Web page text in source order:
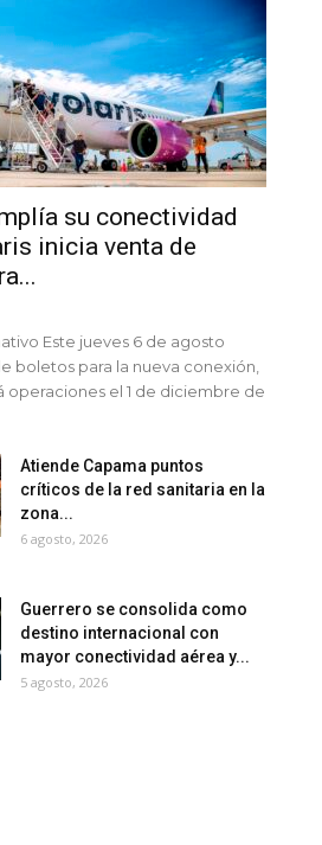
su conectividad
inicia venta de
Este jueves 6 de agosto
boletos para la nueva conexión,
operaciones el 1 de diciembre de
Atiende Capama puntos
críticos de la red sanitaria en la
zona...
6 agosto, 2026
Guerrero se consolida como
destino internacional con
mayor conectividad aérea y...
5 agosto, 2026